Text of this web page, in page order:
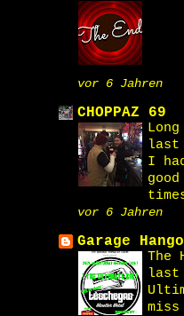
vor 6 Jahren
CHOPPAZ 69
last
I
good
vor 6 Jahren
Garage
The
last